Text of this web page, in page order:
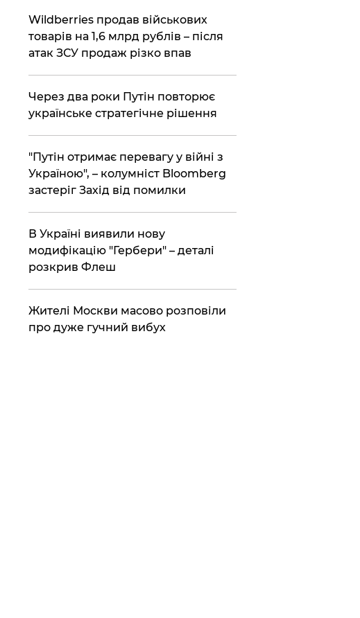
Wildberries продав військових
товарів на 1,6 млрд рублів – після
атак ЗСУ продаж різко впав
Через два роки Путін повторює
українське стратегічне рішення
"Путін отримає перевагу у війні з
Україною", – колумніст Bloomberg
застеріг Захід від помилки
В Україні виявили нову
модифікацію "Гербери" – деталі
розкрив Флеш
Жителі Москви масово розповіли
про дуже гучний вибух